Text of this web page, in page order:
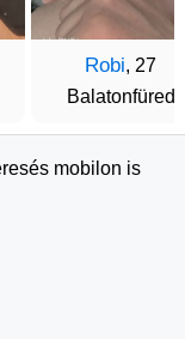
Robi, 27
Balatonfüred
mobilon is